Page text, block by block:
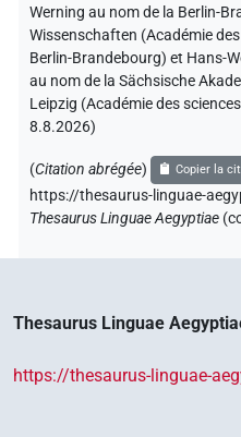
Werning au nom de la Berlin-
Wissenschaften (Académie
Berlin-Brandebourg) et Hans-
au nom de la Sächsische
Leipzig (Académie des
8.8.2026)
(Citation abrégée) Copier la
https://thesaurus-linguae-
Thesaurus Linguae Aegyptiae (
Thesaurus Linguae
https://thesaurus-linguae-